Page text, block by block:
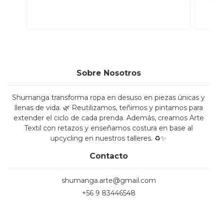
Sobre Nosotros
Shumanga transforma ropa en desuso en piezas únicas y
llenas de vida. 🌿 Reutilizamos, teñimos y pintamos para
extender el ciclo de cada prenda. Además, creamos Arte
Textil con retazos y enseñamos costura en base al
upcycling en nuestros talleres. ♻️✨
Contacto
shumanga.arte@gmail.com
+56 9 83446548